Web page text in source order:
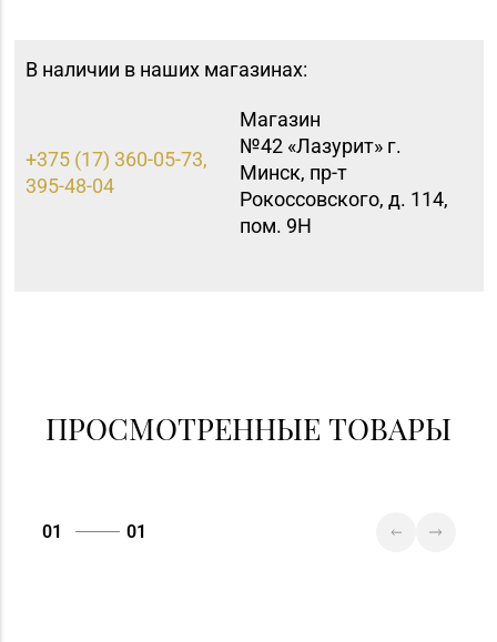
В наличии в наших магазинах:
+375 (17) 360-05-73,
395-48-04
Магазин
№42 «Лазурит» г.
Минск, пр-т
Рокоссовского, д. 114,
пом. 9Н
ПРОСМОТРЕННЫЕ ТОВАРЫ
01 01